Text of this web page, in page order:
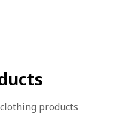
products